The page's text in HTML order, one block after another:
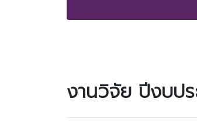
งานวิจัย ปีงบป